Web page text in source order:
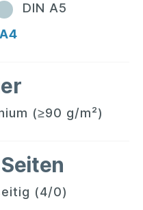
DIN A5
(≥90 g/m²)
(4/0)